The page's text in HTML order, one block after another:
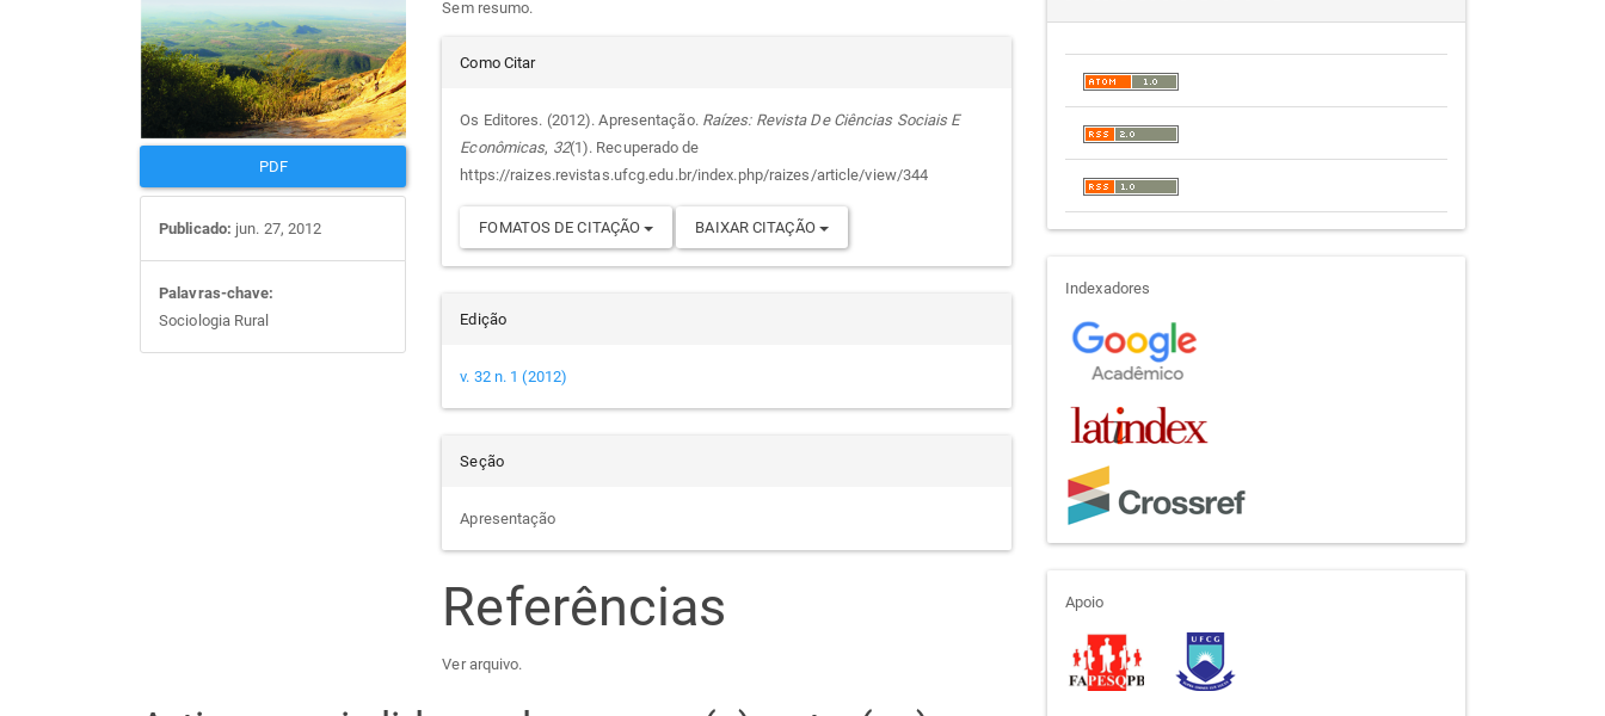
artigos
PDF
Publicado: jun. 27, 2012
Palavras-chave:
Sociologia Rural
principal
Sem resumo.
Detalhes
do
artigo
Como Citar
Os Editores. (2012). Apresentação. Raízes: Revista De Ciências Sociais E
Econômicas, 32(1). Recuperado de
https://raizes.revistas.ufcg.edu.br/index.php/raizes/article/view/344
FOMATOS DE CITAÇÃO BAIXAR CITAÇÃO
Edição
v. 32 n. 1 (2012)
Seção
Apresentação
Referências
Ver arquivo.
indexadores
Indexadores
apoio
Apoio